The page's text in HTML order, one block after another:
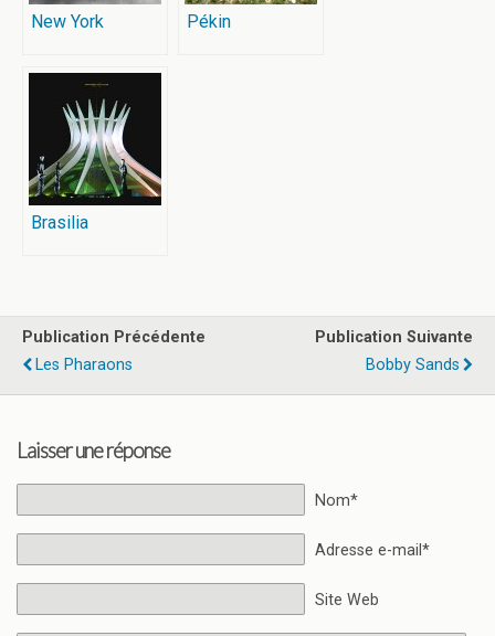
New York Pékin
Brasilia
Publication Précédente
Les Pharaons
Publication Suivante
Bobby Sands
Laisser une réponse
Nom*
Adresse e-mail*
Site Web